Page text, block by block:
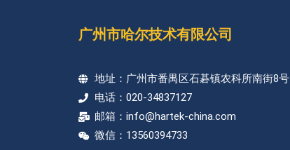
广州市哈尔技术有限公司
地址：广州市番禺区石碁镇农科所南街8号
电话：020-34837127
邮箱：info@hartek-china.com
微信：13560394733